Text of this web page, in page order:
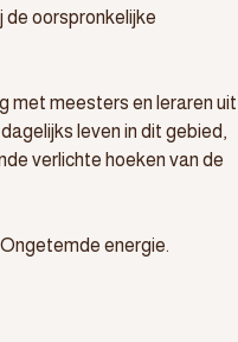
de oorspronkelijke
met meesters en leraren uit
leven in dit gebied,
verlichte hoeken van de
energie.